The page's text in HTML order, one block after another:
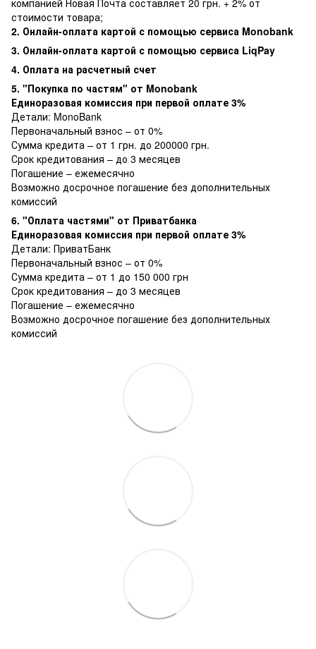
компанией Новая Почта составляет 20 грн. + 2% от
стоимости товара;
2. Онлайн-оплата картой с помощью сервиса Monobank
3. Онлайн-оплата картой с помощью сервиса LiqPay
4. Оплата на расчетный счет
5. "Покупка по частям" от Monobank
Единоразовая комиссия при первой оплате 3%
Детали: MonoBank
Первоначальный взнос – от 0%
Сумма кредита – от 1 грн. до 200000 грн.
Срок кредитования – до 3 месяцев
Погашение – ежемесячно
Возможно досрочное погашение без дополнительных
комиссий
6. "Оплата частями" от Приватбанка
Единоразовая комиссия при первой оплате 3%
Детали: ПриватБанк
Первоначальный взнос – от 0%
Сумма кредита – от 1 до 150 000 грн
Срок кредитования – до 3 месяцев
Погашение – ежемесячно
Возможно досрочное погашение без дополнительных
комиссий